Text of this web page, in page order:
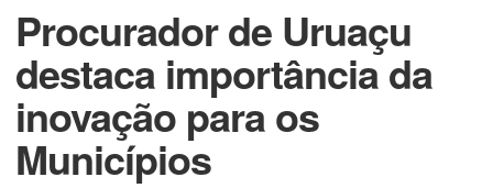
Procurador de Uruaçu
destaca importância da
inovação para os
Municípios